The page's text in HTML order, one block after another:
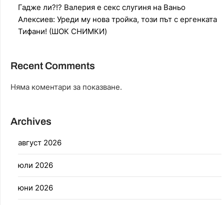
Гадже ли?!? Валерия е секс слугиня на Ваньо
Алексиев: Уреди му нова тройка, този път с ергенката
Тифани! (ШОК СНИМКИ)
Recent Comments
Няма коментари за показване.
Archives
август 2026
юли 2026
юни 2026